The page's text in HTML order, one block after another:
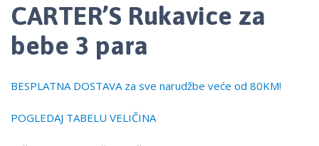
CARTER’S Rukavice za
bebe 3 para
BESPLATNA DOSTAVA za sve narudžbe veće od 80KM!
POGLEDAJ TABELU VELIČINA